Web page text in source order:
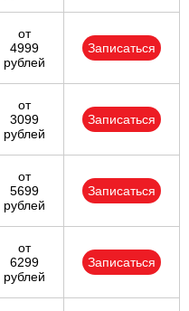
от
4999
рублей
Записаться
от
3099
рублей
Записаться
от
5699
рублей
Записаться
от
6299
рублей
Записаться